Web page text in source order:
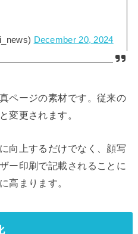
December 20, 2024
ページの素材です。従来の
変更されます。
向上するだけでなく、顔写
ー印刷で記載されることに
高まります。